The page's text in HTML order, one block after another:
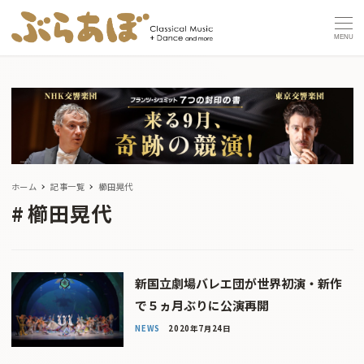
MENU
ホーム 記事一覧 櫛田晃代
櫛田晃代
新国立劇場バレエ団が世界初演・新作
で５ヵ月ぶりに公演再開
NEWS 2020年7月24日